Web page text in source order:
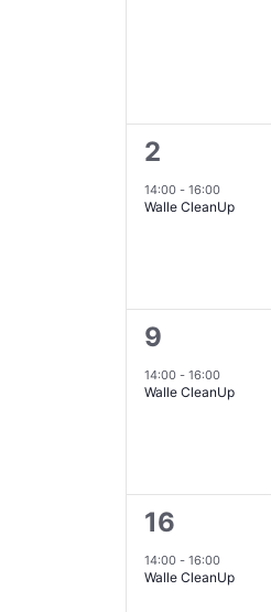
1
2
14:00 - 16:00
Walle CleanUp
1
9
14:00 - 16:00
Walle CleanUp
1
16
14:00 - 16:00
Walle CleanUp